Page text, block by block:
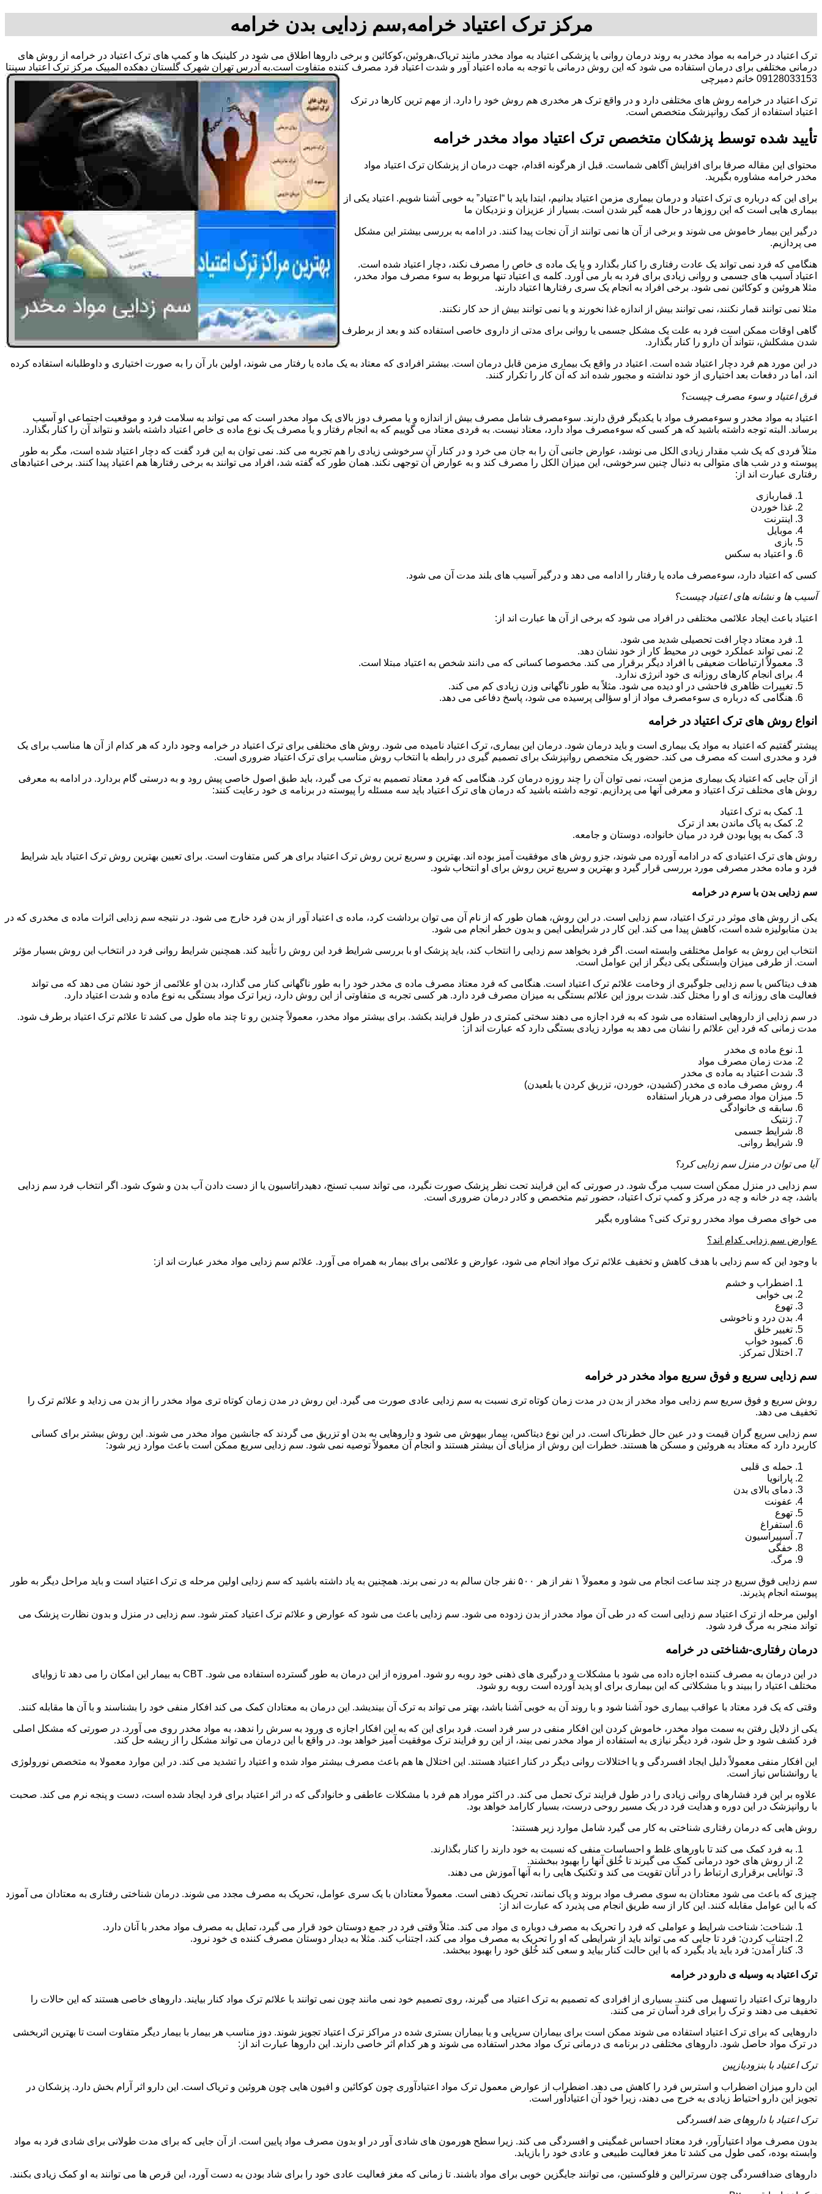
مرکز ترک اعتیاد خرامه,سم زدایی بدن خرامه
ترک اعتیاد در خرامه به مواد مخدر به روند درمان روانی یا پزشکی اعتیاد به مواد مخدر مانند تریاک،هروئین،کوکائین و برخی داروها اطلاق می شود در کلینیک ها و کمپ های ترک اعتیاد در خرامه از روش های
درمانی مختلفی برای درمان استفاده می شود که این روش درمانی با توجه به ماده اعتیاد آور و شدت اعتیاد فرد مصرف کننده متفاوت است.به آدرس تهران شهرک گلستان دهکده المپیک مرکز ترک اعتیاد سپنتا
09128033153 خانم دمیرچی
ترک اعتیاد در خرامه روش های مختلفی دارد و در واقع ترک هر مخدری هم روش خود را دارد. از مهم ترین کارها در ترک
اعتیاد استفاده از کمک روانپزشک متخصص است.
تأیید شده توسط پزشکان متخصص ترک اعتیاد مواد مخدر خرامه
محتوای این مقاله صرفا برای افزایش آگاهی شماست. قبل از هرگونه اقدام، جهت درمان از پزشکان ترک اعتیاد مواد
مخدر خرامه مشاوره بگیرید.
برای این که درباره ی ترک اعتیاد و درمان بیماری مزمن اعتیاد بدانیم، ابتدا باید با “اعتیاد” به خوبی آشنا شویم. اعتیاد یکی از
بیماری هایی است که این روزها در حال همه گیر شدن است. بسیار از عزیزان و نزدیکان ما
درگیر این بیمار خاموش می شوند و برخی از آن ها نمی توانند از آن نجات پیدا کنند. در ادامه به بررسی بیشتر این مشکل
می پردازیم.
هنگامی که فرد نمی تواند یک عادت رفتاری را کنار بگذارد و یا یک ماده ی خاص را مصرف نکند، دچار اعتیاد شده است.
اعتیاد آسیب های جسمی و روانی زیادی برای فرد به بار می آورد. کلمه ی اعتیاد تنها مربوط به سوء مصرف مواد مخدر،
مثلا هروئین و کوکائین نمی شود. برخی افراد به انجام یک سری رفتارها اعتیاد دارند.
مثلا نمی توانند قمار نکنند، نمی توانند بیش از اندازه غذا نخورند و یا نمی توانند بیش از حد کار نکنند.
گاهی اوقات ممکن است فرد به علت یک مشکل جسمی یا روانی برای مدتی از داروی خاصی استفاده کند و بعد از برطرف
شدن مشکلش، نتواند آن دارو را کنار بگذارد.
در این مورد هم فرد دچار اعتیاد شده است. اعتیاد در واقع یک بیماری مزمن قابل درمان است. بیشتر افرادی که معتاد به یک ماده یا رفتار می شوند، اولین بار آن را به صورت اختیاری و داوطلبانه استفاده کرده
اند، اما در دفعات بعد اختیاری از خود نداشته و مجبور شده اند که آن کار را تکرار کنند.
فرق اعتیاد و سوء مصرف چیست؟
اعتیاد به مواد مخدر و سوءمصرف مواد با یکدیگر فرق دارند. سوءمصرف شامل مصرف بیش از اندازه و یا مصرف دوز بالای یک مواد مخدر است که می تواند به سلامت فرد و موقعیت اجتماعی او آسیب
برساند. البته توجه داشته باشید که هر کسی که سوءمصرف مواد دارد، معتاد نیست. به فردی معتاد می گوییم که به انجام رفتار و یا مصرف یک نوع ماده ی خاص اعتیاد داشته باشد و نتواند آن را کنار بگذارد.
مثلاً فردی که یک شب مقدار زیادی الکل می نوشد، عوارض جانبی آن را به جان می خرد و در کنار آن سرخوشی زیادی را هم تجربه می کند. نمی توان به این فرد گفت که دچار اعتیاد شده است، مگر به طور
پیوسته و در شب های متوالی به دنبال چنین سرخوشی، این میزان الکل را مصرف کند و به عوارض آن توجهی نکند. همان طور که گفته شد، افراد می توانند به برخی رفتارها هم اعتیاد پیدا کنند. برخی اعتیادهای
رفتاری عبارت اند از:
قماربازی
غذا خوردن
اینترنت
موبایل
بازی
و اعتیاد به سکس
کسی که اعتیاد دارد، سوءمصرف ماده یا رفتار را ادامه می دهد و درگیر آسیب های بلند مدت آن می شود.
آسیب ها و نشانه های اعتیاد چیست؟
اعتیاد باعث ایجاد علائمی مختلفی در افراد می شود که برخی از آن ها عبارت اند از:
فرد معتاد دچار افت تحصیلی شدید می شود.
نمی تواند عملکرد خوبی در محیط کار از خود نشان دهد.
معمولاً ارتباطات ضعیفی با افراد دیگر برقرار می کند. مخصوصا کسانی که می دانند شخص به اعتیاد مبتلا است.
برای انجام کارهای روزانه ی خود انرژی ندارد.
تغییرات ظاهری فاحشی در او دیده می شود. مثلاً به طور ناگهانی وزن زیادی کم می کند.
هنگامی که درباره ی سوءمصرف مواد از او سؤالی پرسیده می شود، پاسخ دفاعی می دهد.
انواع روش های ترک اعتیاد در خرامه
پیشتر گفتیم که اعتیاد به مواد یک بیماری است و باید درمان شود. درمان این بیماری، ترک اعتیاد نامیده می شود. روش های مختلفی برای ترک اعتیاد در خرامه وجود دارد که هر کدام از آن ها مناسب برای یک
فرد و مخدری است که مصرف می کند. حضور یک متخصص روانپزشک برای تصمیم گیری در رابطه با انتخاب روش مناسب برای ترک اعتیاد ضروری است.
از آن جایی که اعتیاد یک بیماری مزمن است، نمی توان آن را چند روزه درمان کرد. هنگامی که فرد معتاد تصمیم به ترک می گیرد، باید طبق اصول خاصی پیش رود و به درستی گام بردارد. در ادامه به معرفی
روش های مختلف ترک اعتیاد و معرفی آنها می پردازیم. توجه داشته باشید که درمان های ترک اعتیاد باید سه مسئله را پیوسته در برنامه ی خود رعایت کنند:
کمک به ترک اعتیاد
کمک به پاک ماندن بعد از ترک
کمک به پویا بودن فرد در میان خانواده، دوستان و جامعه.
روش های ترک اعتیادی که در ادامه آورده می شوند، جزو روش های موفقیت آمیز بوده اند. بهترین و سریع ترین روش ترک اعتیاد برای هر کس متفاوت است. برای تعیین بهترین روش ترک اعتیاد باید شرایط
فرد و ماده مخدر مصرفی مورد بررسی قرار گیرد و بهترین و سریع ترین روش برای او انتخاب شود.
سم زدایی بدن با سرم در خرامه
یکی از روش های موثر در ترک اعتیاد، سم زدایی است. در این روش، همان طور که از نام آن می توان برداشت کرد، ماده ی اعتیاد آور از بدن فرد خارج می شود. در نتیجه سم زدایی اثرات ماده ی مخدری که در
بدن متابولیزه شده است، کاهش پیدا می کند. این کار در شرایطی ایمن و بدون خطر انجام می شود.
انتخاب این روش به عوامل مختلفی وابسته است. اگر فرد بخواهد سم زدایی را انتخاب کند، باید پزشک او با بررسی شرایط فرد این روش را تأیید کند. همچنین شرایط روانی فرد در انتخاب این روش بسیار مؤثر
است. از طرفی میزان وابستگی یکی دیگر از این عوامل است.
هدف دیتاکس یا سم زدایی جلوگیری از وخامت علائم ترک اعتیاد است. هنگامی که فرد معتاد مصرف ماده ی مخدر خود را به طور ناگهانی کنار می گذارد، بدن او علائمی از خود نشان می دهد که می تواند
فعالیت های روزانه ی او را مختل کند. شدت بروز این علائم بستگی به میزان مصرف فرد دارد. هر کسی تجربه ی متفاوتی از این روش دارد، زیرا ترک مواد بستگی به نوع ماده و شدت اعتیاد دارد.
در سم زدایی از داروهایی استفاده می شود که به فرد اجازه می دهند سختی کمتری در طول فرایند بکشد. برای بیشتر مواد مخدر، معمولاً چندین رو تا چند ماه طول می کشد تا علائم ترک اعتیاد برطرف شود.
مدت زمانی که فرد این علائم را نشان می دهد به موارد زیادی بستگی دارد که عبارت اند از:
نوع ماده ی مخدر
مدت زمان مصرف مواد
شدت اعتیاد به ماده ی مخدر
روش مصرف ماده ی مخدر (کشیدن، خوردن، تزریق کردن یا بلعیدن)
میزان مواد مصرفی در هربار استفاده
سابقه ی خانوادگی
ژنتیک
شرایط جسمی
شرایط روانی.
آیا می توان در منزل سم زدایی کرد؟
سم زدایی در منزل ممکن است سبب مرگ شود. در صورتی که این فرایند تحت نظر پزشک صورت نگیرد، می تواند سبب تسنج، دهیدراتاسیون یا از دست دادن آب بدن و شوک شود. اگر انتخاب فرد سم زدایی
باشد، چه در خانه و چه در مرکز و کمپ ترک اعتیاد، حضور تیم متخصص و کادر درمان ضروری است.
می خوای مصرف مواد مخدر رو ترک کنی؟ مشاوره بگیر
عوارض سم زدایی کدام اند؟
با وجود این که سم زدایی با هدف کاهش و تخفیف علائم ترک مواد انجام می شود، عوارض و علائمی برای بیمار به همراه می آورد. علائم سم زدایی مواد مخدر عبارت اند از:
اضطراب و خشم
بی خوابی
تهوع
بدن درد و ناخوشی
تغییر خلق
کمبود خواب
اختلال تمرکز.
سم زدایی سریع و فوق سریع مواد مخدر در خرامه
روش سریع و فوق سریع سم زدایی مواد مخدر از بدن در مدت زمان کوتاه تری نسبت به سم زدایی عادی صورت می گیرد. این روش در مدن زمان کوتاه تری مواد مخدر را از بدن می زداید و علائم ترک را
تخفیف می دهد.
سم زدایی سریع گران قیمت و در عین حال خطرناک است. در این نوع دیتاکس، بیمار بیهوش می شود و داروهایی به بدن او تزریق می گردند که جانشین مواد مخدر می شوند. این روش بیشتر برای کسانی
کاربرد دارد که معتاد به هروئین و مسکن ها هستند. خطرات این روش از مزایای آن بیشتر هستند و انجام آن معمولاً توصیه نمی شود. سم زدایی سریع ممکن است باعث موارد زیر شود:
حمله ی قلبی
پارانویا
دمای بالای بدن
عفونت
تهوع
استفراغ
آسپیراسیون
خفگی
مرگ.
سم زدایی فوق سریع در چند ساعت انجام می شود و معمولاً ۱ نفر از هر ۵۰۰ نفر جان سالم به در نمی برند. همچنین به یاد داشته باشید که سم زدایی اولین مرحله ی ترک اعتیاد است و باید مراحل دیگر به طور
پیوسته انجام پذیرند.
اولین مرحله از ترک اعتیاد سم زدایی است که در طی آن مواد مخدر از بدن زدوده می شود. سم زدایی باعث می شود که عوارض و علائم ترک اعتیاد کمتر شود. سم زدایی در منزل و بدون نظارت پزشک می
تواند منجر به مرگ فرد شود.
درمان رفتاری-شناختی در خرامه
در این درمان به مصرف کننده اجازه داده می شود با مشکلات و درگیری های ذهنی خود روبه رو شود. امروزه از این درمان به طور گسترده استفاده می شود. CBT به بیمار این امکان را می دهد تا زوایای
مختلف اعتیاد را ببیند و با مشکلاتی که این بیماری برای او پدید آورده است روبه رو شود.
وقتی که یک فرد معتاد با عواقب بیماری خود آشنا شود و با روند آن به خوبی آشنا باشد، بهتر می تواند به ترک آن بیندیشد. این درمان به معتادان کمک می کند افکار منفی خود را بشناسند و با آن ها مقابله کنند.
یکی از دلایل رفتن به سمت مواد مخدر، خاموش کردن این افکار منفی در سر فرد است. فرد برای این که به این افکار اجازه ی ورود به سرش را ندهد، به مواد مخدر روی می آورد. در صورتی که مشکل اصلی
فرد کشف شود و حل شود، فرد دیگر نیازی به استفاده از مواد مخدر نمی بیند، از این رو فرایند ترک موفقیت آمیز خواهد بود. در واقع با این درمان می تواند مشکل را از ریشه حل کند.
این افکار منفی معمولاً دلیل ایجاد افسردگی و یا اختلالات روانی دیگر در کنار اعتیاد هستند. این اختلال ها هم باعث مصرف بیشتر مواد شده و اعتیاد را تشدید می کند. در این موارد معمولا به متخصص نورولوژی
یا روانشناس نیاز است.
علاوه بر این فرد فشارهای روانی زیادی را در طول فرایند ترک تحمل می کند. در اکثر موراد هم فرد با مشکلات عاطفی و خانوادگی که در اثر اعتیاد برای فرد ایجاد شده است، دست و پنجه نرم می کند. صحبت
با روانپزشک در این دوره و هدایت فرد در یک مسیر روحی درست، بسیار کارامد خواهد بود.
روش هایی که درمان رفتاری شناختی به کار می گیرد شامل موارد زیر هستند:
به فرد کمک می کند تا باورهای غلط و احساسات منفی که نسبت به خود دارند را کنار بگذارند.
از روش های خود درمانی کمک می گیرند تا خُلق آنها را بهبود ببخشند.
توانایی برقراری ارتباط را در آنان تقویت می کند و تکنیک هایی را به آنها آموزش می دهند.
چیزی که باعث می شود معتادان به سوی مصرف مواد بروند و پاک نمانند، تحریک ذهنی است. معمولاً معتادان با یک سری عوامل، تحریک به مصرف مجدد می شوند. درمان شناختی رفتاری به معتادان می آموزد
که با این عوامل مقابله کنند. این کار از سه طریق انجام می پذیرد که عبارت اند از:
شناخت: شناخت شرایط و عواملی که فرد را تحریک به مصرف دوباره ی مواد می کند. مثلاً وقتی فرد در جمع دوستان خود قرار می گیرد، تمایل به مصرف مواد مخدر با آنان دارد.
اجتناب کردن: فرد تا جایی که می تواند باید از شرایطی که او را تحریک به مصرف مواد می کند، اجتناب کند. مثلا به دیدار دوستان مصرف کننده ی خود نرود.
کنار آمدن: فرد باید یاد بگیرد که با این حالت کنار بیاید و سعی کند خُلق خود را بهبود ببخشد.
ترک اعتیاد به وسیله ی دارو در خرامه
داروها ترک اعتیاد را تسهیل می کنند. بسیاری از افرادی که تصمیم به ترک اعتیاد می گیرند، روی تصمیم خود نمی مانند چون نمی توانند با علائم ترک مواد کنار بیایند. داروهای خاصی هستند که این حالات را
تخفیف می دهند و ترک را برای فرد آسان تر می کنند.
داروهایی که برای ترک اعتیاد استفاده می شوند ممکن است برای بیماران سرپایی و یا بیماران بستری شده در مراکز ترک اعتیاد تجویز شوند. دوز مناسب هر بیمار با بیمار دیگر متفاوت است تا بهترین اثربخشی
در ترک مواد حاصل شود. داروهای مختلفی در برنامه ی درمانی ترک مواد مخدر استفاده می شوند و هر کدام اثر خاصی دارند. این داروها عبارت اند از:
ترک اعتیاد با بنزودیازپین
این دارو میزان اضطراب و استرس فرد را کاهش می دهد. اضطراب از عوارض معمول ترک مواد اعتیادآوری چون کوکائین و افیون هایی چون هروئین و تریاک است. این دارو اثر آرام بخش دارد. پزشکان در
تجویز این دارو احتیاط زیادی به خرج می دهند، زیرا خود آن اعتیادآور است.
ترک اعتیاد با داروهای ضد افسردگی
بدون مصرف مواد اعتیارآور، فرد معتاد احساس غمگینی و افسردگی می کند. زیرا سطح هورمون های شادی آور در او بدون مصرف مواد پایین است. از آن جایی که برای مدت طولانی برای شادی فرد به مواد
وابسته بوده، کمی طول می کشد تا مغز فعالیت طبیعی و عادی خود را بازیابد.
داروهای ضدافسردگی چون سرترالین و فلوکستین، می توانند جایگزین خوبی برای مواد باشند. تا زمانی که مغز فعالیت عادی خود را برای شاد بودن به دست آورد، این قرص ها می توانند به او کمک زیادی بکنند.